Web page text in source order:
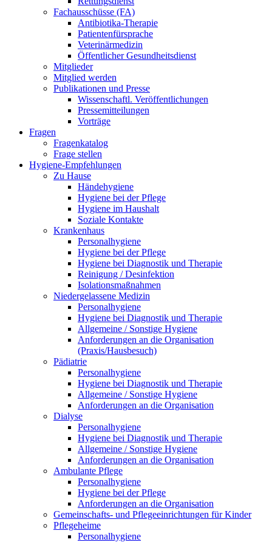
Fachausschüsse (FA)
Antibiotika-Therapie
Patientenfürsprache
Veterinärmedizin
Öffentlicher Gesundheitsdienst
Mitglieder
Mitglied werden
Publikationen und Presse
Wissenschaftl. Veröffentlichungen
Pressemitteilungen
Vorträge
Fragen
Fragenkatalog
Frage stellen
Hygiene-Empfehlungen
Zu Hause
Händehygiene
Hygiene bei der Pflege
Hygiene im Haushalt
Soziale Kontakte
Krankenhaus
Personalhygiene
Hygiene bei der Pflege
Hygiene bei Diagnostik und Therapie
Reinigung / Desinfektion
Isolationsmaßnahmen
Niedergelassene Medizin
Personalhygiene
Hygiene bei Diagnostik und Therapie
Allgemeine / Sonstige Hygiene
Anforderungen an die Organisation
(Praxis/Hausbesuch)
Pädiatrie
Personalhygiene
Hygiene bei Diagnostik und Therapie
Allgemeine / Sonstige Hygiene
Anforderungen an die Organisation
Dialyse
Personalhygiene
Hygiene bei Diagnostik und Therapie
Allgemeine / Sonstige Hygiene
Anforderungen an die Organisation
Ambulante Pflege
Personalhygiene
Hygiene bei der Pflege
Anforderungen an die Organisation
Gemeinschafts- und Pflegeeinrichtungen für Kinder
Pflegeheime
Personalhygiene